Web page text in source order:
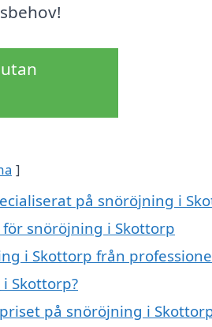
på snöröjning i
snöröjning i Skottorp
i Skottorp från
Skottorp?
på snöröjning i